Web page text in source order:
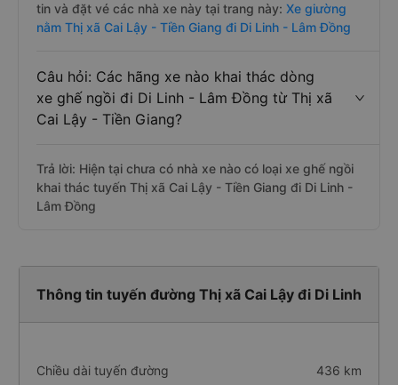
tin và đặt vé các nhà xe này tại trang này: Xe giường
nằm Thị xã Cai Lậy - Tiền Giang đi Di Linh - Lâm Đồng
Câu hỏi: Các hãng xe nào khai thác dòng
xe ghế ngồi đi Di Linh - Lâm Đồng từ Thị xã
Cai Lậy - Tiền Giang?
Trả lời: Hiện tại chưa có nhà xe nào có loại xe ghế ngồi
khai thác tuyến Thị xã Cai Lậy - Tiền Giang đi Di Linh -
Lâm Đồng
Thông tin tuyến đường Thị xã Cai Lậy đi Di Linh
Chiều dài tuyến đường 436 km